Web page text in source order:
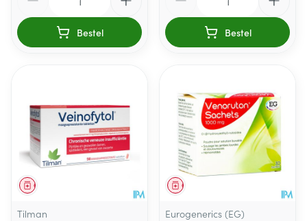
Bestel Bestel
Geneesmiddel
Tilman
Geneesmiddel
Eurogenerics (EG)